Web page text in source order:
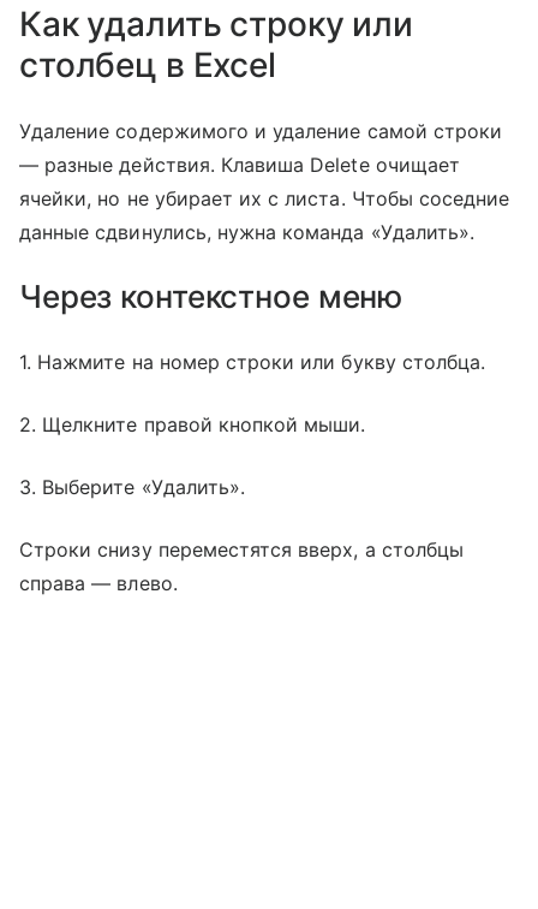
Как удалить строку или
столбец в Excel
Удаление содержимого и удаление самой строки
— разные действия. Клавиша Delete очищает
ячейки, но не убирает их с листа. Чтобы соседние
данные сдвинулись, нужна команда «Удалить».
Через контекстное меню
1. Нажмите на номер строки или букву столбца.
2. Щелкните правой кнопкой мыши.
3. Выберите «Удалить».
Строки снизу переместятся вверх, а столбцы
справа — влево.